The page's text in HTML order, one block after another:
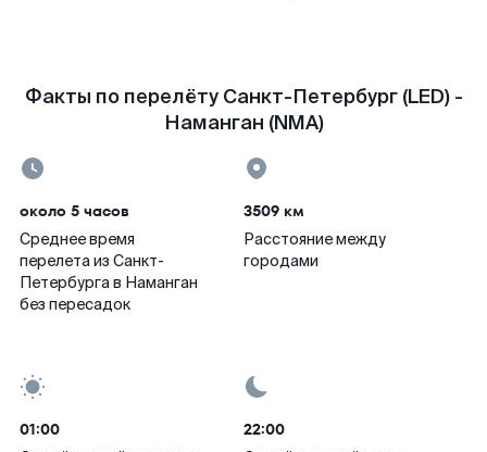
Факты по перелёту Санкт-Петербург (LED) -
Наманган (NMA)
около 5 часов
Среднее время
перелета из Санкт-
Петербурга в Наманган
без пересадок
3509 км
Расстояние между
городами
01:00 22:00